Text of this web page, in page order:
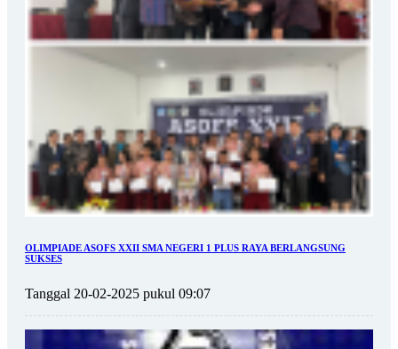
OLIMPIADE ASOFS XXII SMA NEGERI 1 PLUS RAYA BERLANGSUNG
SUKSES
Tanggal 20-02-2025 pukul 09:07